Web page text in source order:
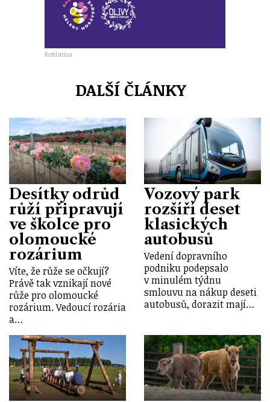
Reklama
DALŠÍ ČLÁNKY
Desítky odrůd
růží připravují
ve školce pro
olomoucké
rozárium
Víte, že růže se očkují?
Právě tak vznikají nové
růže pro olomoucké
rozárium. Vedoucí rozária
a…
Vozový park
rozšíří deset
klasických
autobusů
Vedení dopravního
podniku podepsalo
v minulém týdnu
smlouvu na nákup deseti
autobusů, dorazit mají…